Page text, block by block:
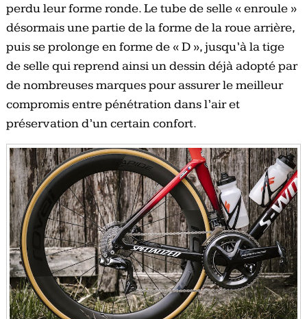
perdu leur forme ronde. Le tube de selle « enroule »
désormais une partie de la forme de la roue arrière,
puis se prolonge en forme de « D », jusqu’à la tige
de selle qui reprend ainsi un dessin déjà adopté par
de nombreuses marques pour assurer le meilleur
compromis entre pénétration dans l’air et
préservation d’un certain confort.